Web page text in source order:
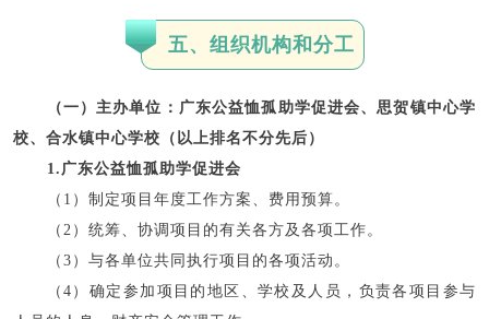
五、组织机构和分工
（一）主办单位：广东公益恤孤助学促进会、思贺镇中心学
校、合水镇中心学校（以上排名不分先后）
1.广东公益恤孤助学促进会
（1）制定项目年度工作方案、费用预算。
（2）统筹、协调项目的有关各方及各项工作。
（3）与各单位共同执行项目的各项活动。
（4）确定参加项目的地区、学校及人员，负责各项目参与